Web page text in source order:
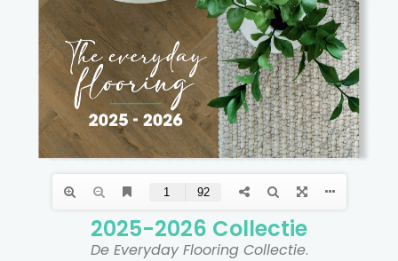
2025-2026 Collectie​
De Everyday Flooring Collectie.